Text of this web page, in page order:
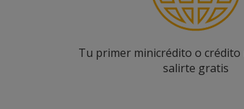
Tu primer minicrédito o crédito
salirte gratis